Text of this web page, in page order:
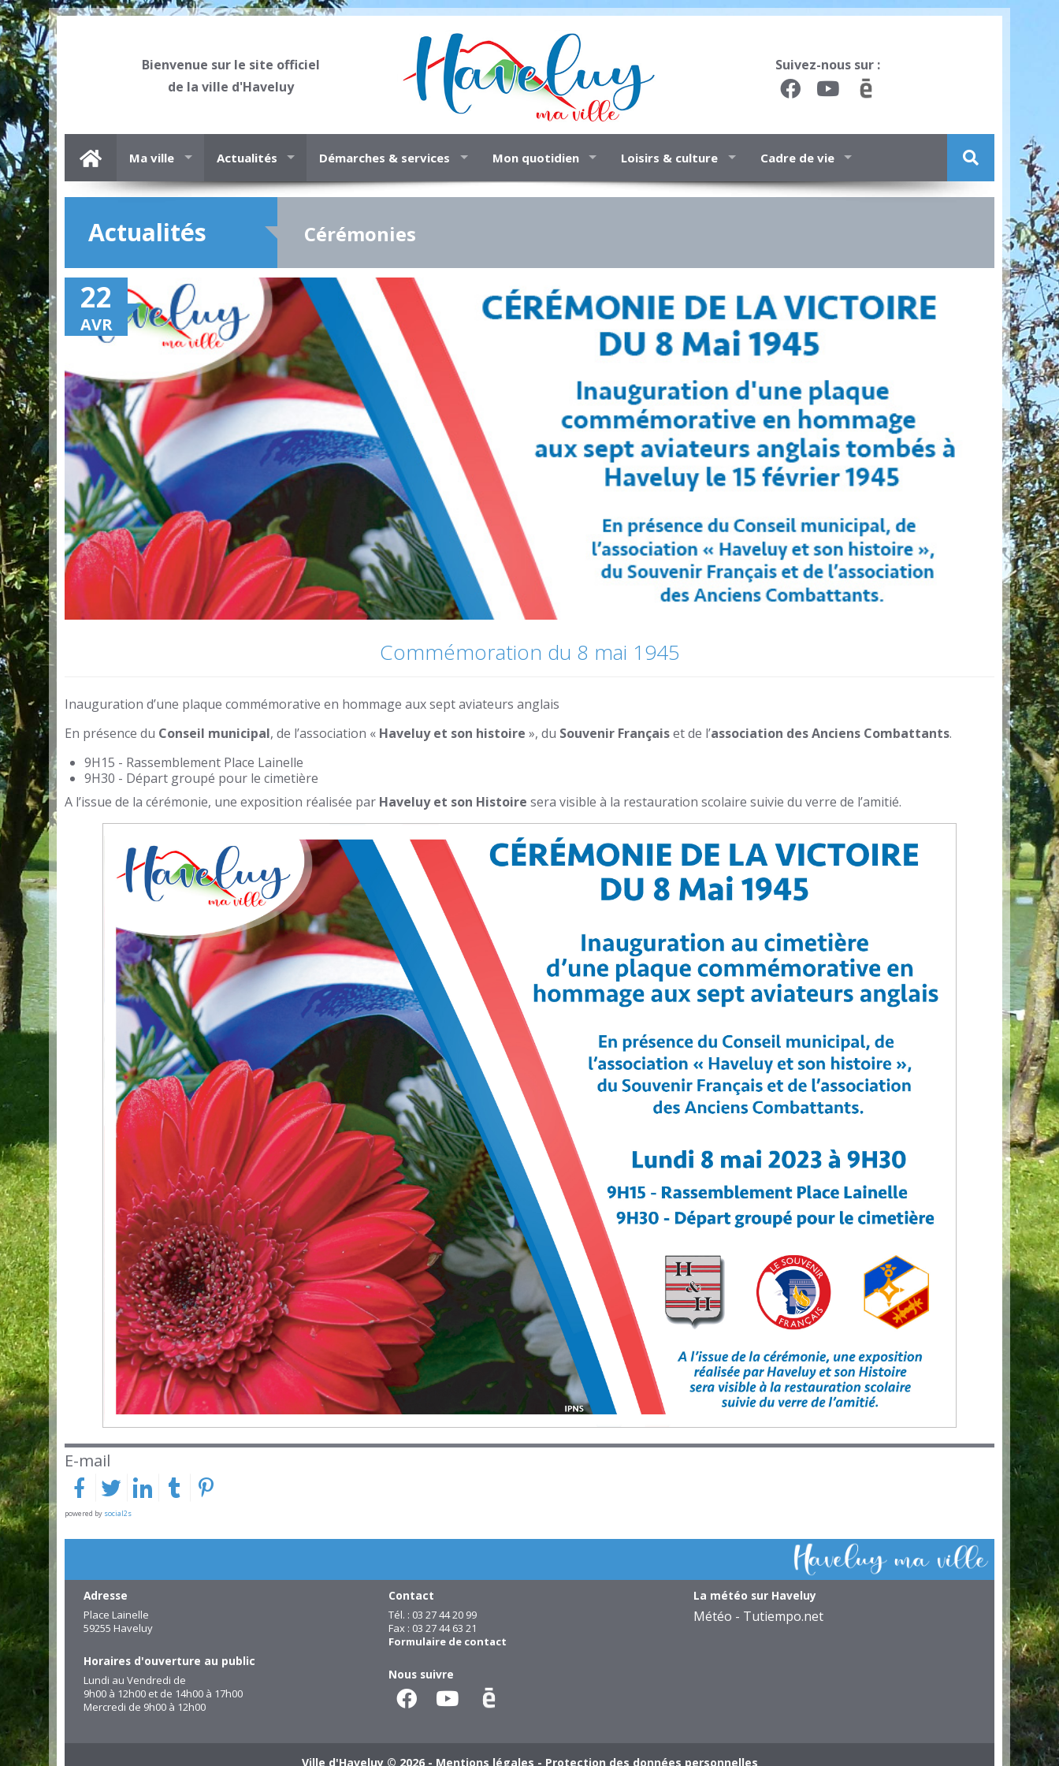
Suivez-nous sur :
Bienvenue sur le site officiel
de la ville d'Haveluy
Ma ville Actualités Démarches & services Mon quotidien Loisirs & culture Cadre de vie
Actualités Cérémonies
22
AVR
Commémoration du 8 mai 1945
Inauguration d’une plaque commémorative en hommage aux sept aviateurs anglais
En présence du Conseil municipal, de l’association « Haveluy et son histoire », du Souvenir Françaiset de l’association des Anciens Combattants.
9H15 - Rassemblement Place Lainelle
9H30 - Départ groupé pour le cimetière
A l’issue de la cérémonie, une exposition réalisée par Haveluy et son Histoire sera visible à la restauration scolaire suivie du verre de l’amitié.
E-mail
powered by social2s
Adresse
Place Lainelle
59255 Haveluy
Horaires d'ouverture au public
Lundi au Vendredi de
9h00 à 12h00 et de 14h00 à 17h00
Mercredi de 9h00 à 12h00
Contact
Tél. : 03 27 44 20 99
Fax : 03 27 44 63 21
Formulaire de contact
Nous suivre
La météo sur Haveluy
Météo - Tutiempo.net
Ville d'Haveluy © 2026 - Mentions légales - Protection des données personnelles